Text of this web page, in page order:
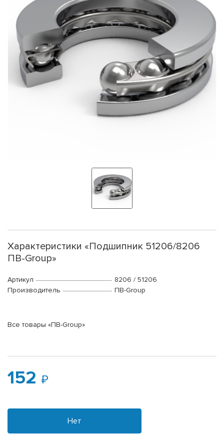
Характеристики «Подшипник 51206/8206
ПВ-Group»
Артикул
8206 / 51206
Производитель
ПВ-Group
Все товары «ПВ-Group»
152
Нет